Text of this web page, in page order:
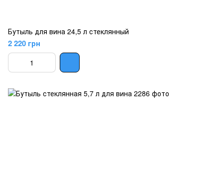
Бутыль для вина 24,5 л стеклянный
2 220 грн